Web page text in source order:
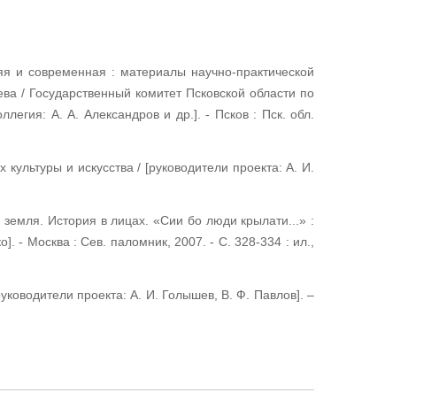
и современная : материалы научно-практической
Государственный комитет Псковской области по
А. А. Александров и др.]. - Псков : Пск. обл.
и искусства / [руководители проекта: А. И.
История в лицах. «Сии бо люди крылати...» :
- Москва : Сев. паломник, 2007. - С. 328-334 : ил.,
проекта: А. И. Голышев, В. Ф. Павлов]. –